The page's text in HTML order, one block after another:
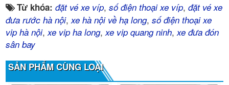
Từ khóa: đặt vé xe víp, số điện thoại xe víp, đặt vé xe
đưa rước hà nội,xe hà nội về hạ long, số điện thoại xe
vip hà nội,xe vip ha long,xe vip quang ninh,xe đưa đón
sân bay
SẢN PHẨM CÙNG LOẠI